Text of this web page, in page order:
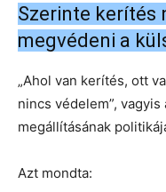
Szerinte kerítés
megvédeni a
„Ahol van kerítés, ott
nincs védelem”,
megállításának
Azt mondta: